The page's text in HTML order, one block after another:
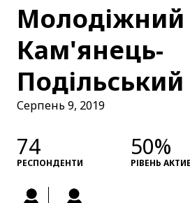
Молодіжний
Кам'янець-
Подільський
Серпень 9, 2019
74
РЕСПОНДЕНТИ
50%
РІВЕНЬ